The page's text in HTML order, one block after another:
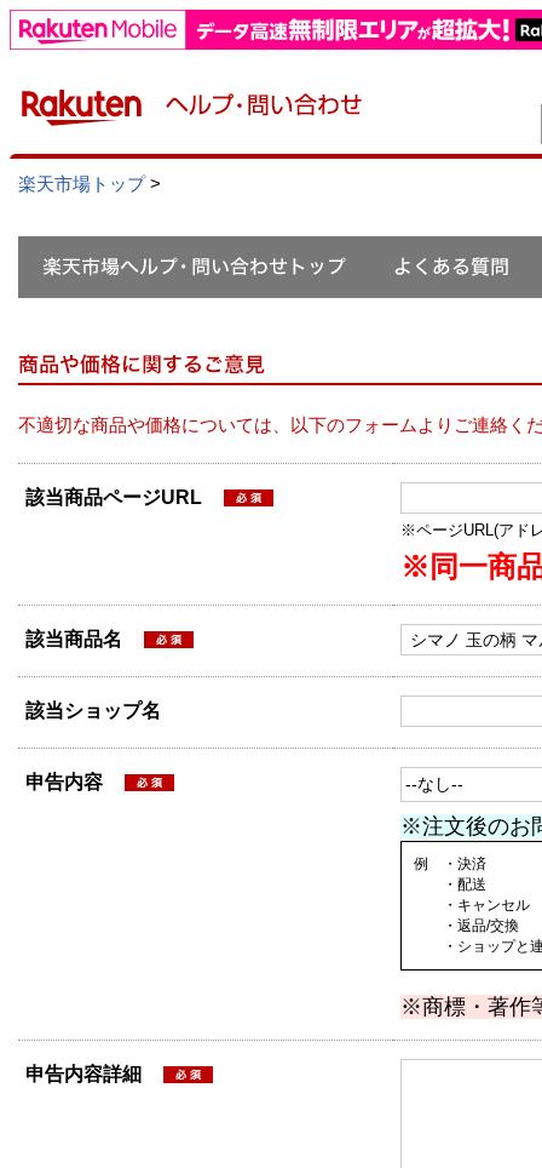
楽天市場トップ>
不適切な商品や価格については、以下のフォームよりご連絡く
該当商品ページURL
※ページURL(アド
※同一商
該当商品名
該当ショップ名
申告内容
※注文後のお
例 ・決済
・配送
・キャンセル
・返品/交換
・ショップと連
※商標・著作
申告内容詳細